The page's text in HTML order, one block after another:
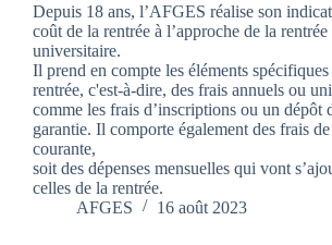
Depuis 18 ans, l’AFGES réalise son
coût de la rentrée à l’approche de la rentrée
universitaire.
Il prend en compte les éléments spécifiques
rentrée, c'est-à-dire, des frais annuels ou
comme les frais d’inscriptions ou un dépôt
garantie. Il comporte également des frais
courante,
soit des dépenses mensuelles qui vont
celles de la rentrée.
AFGES
16 août 2023